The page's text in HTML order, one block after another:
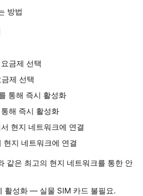
방법
금제 선택
제 선택
통해 즉시 활성화
해 즉시 활성화
현지 네트워크에 연결
지 네트워크에 연결
같은 최고의 현지 네트워크를 통한 안
활성화 — 실물 SIM 카드 불필요.